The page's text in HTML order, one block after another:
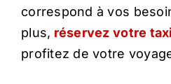
correspond à vos
plus, réservez votre taxi
profitez de votre